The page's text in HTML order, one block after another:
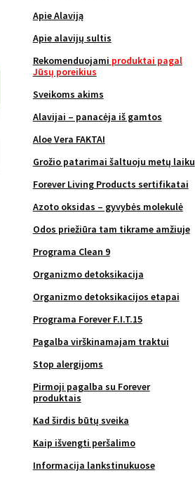
Apie Alaviją
Apie alavijų sultis
Rekomenduojami produktai pagal
Jūsų poreikius
Sveikoms akims
Alavijai – panacėja iš gamtos
Aloe Vera FAKTAI
Grožio patarimai šaltuoju metų laiku
Forever Living Products sertifikatai
Azoto oksidas – gyvybės molekulė
Odos priežiūra tam tikrame amžiuje
Programa Clean 9
Organizmo detoksikacija
Organizmo detoksikacijos etapai
Programa Forever F.I.T.15
Pagalba virškinamajam traktui
Stop alergijoms
Pirmoji pagalba su Forever
produktais
Kad širdis būtų sveika
Kaip išvengti peršalimo
Informacija lankstinukuose